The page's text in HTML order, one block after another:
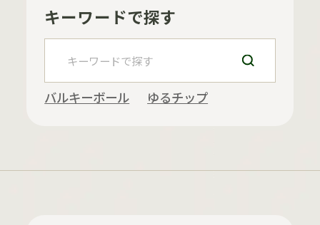
キーワードで探す
バルキーボール ゆるチップ